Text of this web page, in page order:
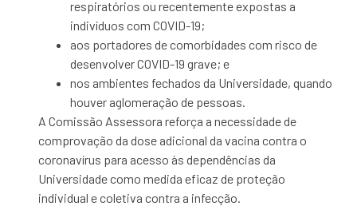
respiratórios ou recentemente expostas a
indivíduos com COVID-19;
aos portadores de comorbidades com risco de
desenvolver COVID-19 grave; e
nos ambientes fechados da Universidade, quando
houver aglomeração de pessoas.
A Comissão Assessora reforça a necessidade de
comprovação da dose adicional da vacina contra o
coronavírus para acesso às dependências da
Universidade como medida eficaz de proteção
individual e coletiva contra a infecção.